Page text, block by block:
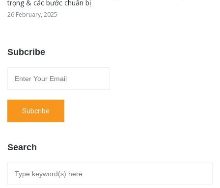
trọng & các bước chuẩn bị
26 February, 2025
Subcribe
Search